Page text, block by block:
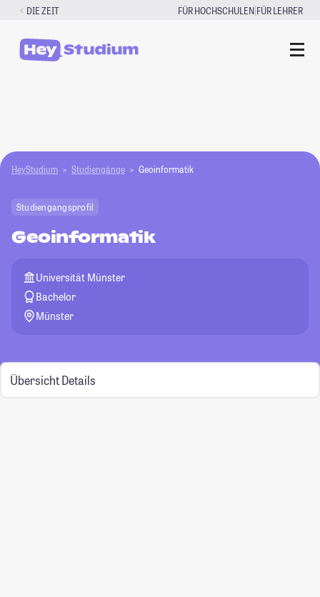
Zum
springen
DIE ZEIT FÜR HOCHSCHULEN|FÜR LEHRER
HeyStudium Studiengänge Geoinformatik
Studiengangsprofil
Geoinformatik
Universität Münster
Bachelor
Münster
Übersicht Details